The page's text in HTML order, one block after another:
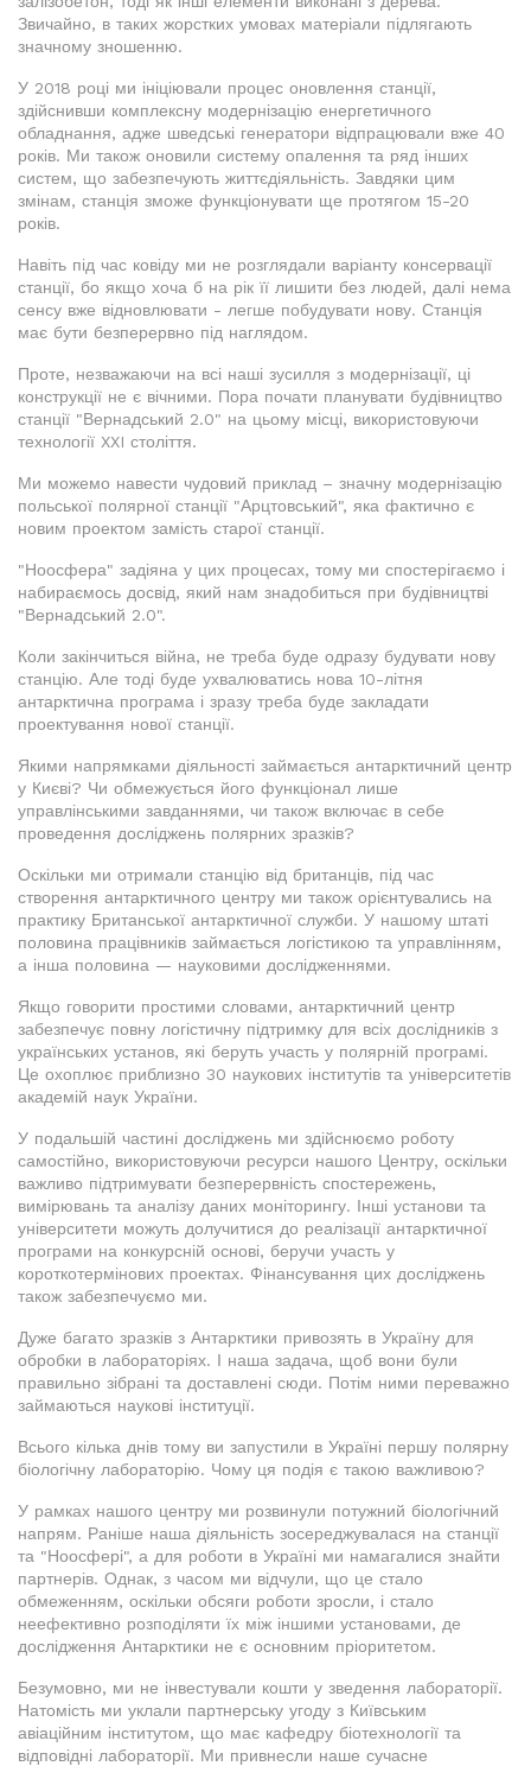
Звичайно, в таких жорстких умовах матеріали підлягають
значному зношенню.
У 2018 році ми ініціювали процес оновлення станції,
здійснивши комплексну модернізацію енергетичного
обладнання, адже шведські генератори відпрацювали вже 40
років. Ми також оновили систему опалення та ряд інших
систем, що забезпечують життєдіяльність. Завдяки цим
змінам, станція зможе функціонувати ще протягом 15-20
років.
Навіть під час ковіду ми не розглядали варіанту консервації
станції, бо якщо хоча б на рік її лишити без людей, далі нема
сенсу вже відновлювати - легше побудувати нову. Станція
має бути безперервно під наглядом.
Проте, незважаючи на всі наші зусилля з модернізації, ці
конструкції не є вічними. Пора почати планувати будівництво
станції "Вернадський 2.0" на цьому місці, використовуючи
технології XXI століття.
Ми можемо навести чудовий приклад – значну модернізацію
польської полярної станції "Арцтовський", яка фактично є
новим проектом замість старої станції.
"Ноосфера" задіяна у цих процесах, тому ми спостерігаємо і
набираємось досвід, який нам знадобиться при будівництві
"Вернадський 2.0".
Коли закінчиться війна, не треба буде одразу будувати нову
станцію. Але тоді буде ухвалюватись нова 10-літня
антарктична програма і зразу треба буде закладати
проектування нової станції.
Якими напрямками діяльності займається антарктичний центр
у Києві? Чи обмежується його функціонал лише
управлінськими завданнями, чи також включає в себе
проведення досліджень полярних зразків?
Оскільки ми отримали станцію від британців, під час
створення антарктичного центру ми також орієнтувались на
практику Британської антарктичної служби. У нашому штаті
половина працівників займається логістикою та управлінням,
а інша половина — науковими дослідженнями.
Якщо говорити простими словами, антарктичний центр
забезпечує повну логістичну підтримку для всіх дослідників з
українських установ, які беруть участь у полярній програмі.
Це охоплює приблизно 30 наукових інститутів та університетів
академій наук України.
У подальшій частині досліджень ми здійснюємо роботу
самостійно, використовуючи ресурси нашого Центру, оскільки
важливо підтримувати безперервність спостережень,
вимірювань та аналізу даних моніторингу. Інші установи та
університети можуть долучитися до реалізації антарктичної
програми на конкурсній основі, беручи участь у
короткотермінових проектах. Фінансування цих досліджень
також забезпечуємо ми.
Дуже багато зразків з Антарктики привозять в Україну для
обробки в лабораторіях. І наша задача, щоб вони були
правильно зібрані та доставлені сюди. Потім ними переважно
займаються наукові інституції.
Всього кілька днів тому ви запустили в Україні першу полярну
біологічну лабораторію. Чому ця подія є такою важливою?
У рамках нашого центру ми розвинули потужний біологічний
напрям. Раніше наша діяльність зосереджувалася на станції
та "Ноосфері", а для роботи в Україні ми намагалися знайти
партнерів. Однак, з часом ми відчули, що це стало
обмеженням, оскільки обсяги роботи зросли, і стало
неефективно розподіляти їх між іншими установами, де
дослідження Антарктики не є основним пріоритетом.
Безумовно, ми не інвестували кошти у зведення лабораторії.
Натомість ми уклали партнерську угоду з Київським
авіаційним інститутом, що має кафедру біотехнології та
відповідні лабораторії. Ми привнесли наше сучасне